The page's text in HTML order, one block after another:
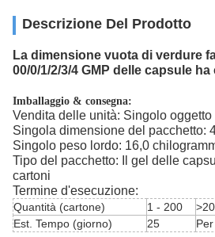
Descrizione Del Prodotto
La dimensione vuota di verdure
00/0/1/2/3/4 GMP delle capsule
Imballaggio & consegna:
Vendita delle unità: Singolo oggetto
Singola dimensione del pacchetto:
Singolo peso lordo: 16,0
Tipo del pacchetto: Il gel delle
cartoni
Termine d'esecuzione:
Quantità (cartone) 1 - 200
Est. Tempo (giorno)
25